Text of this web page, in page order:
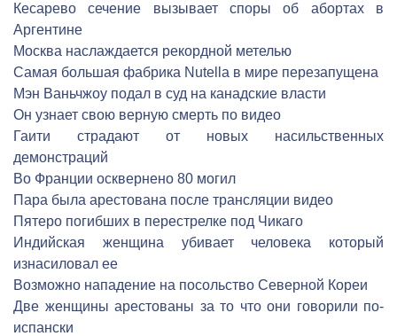
Кесарево сечение вызывает споры об абортах в
Аргентине
Москва наслаждается рекордной метелью
Самая большая фабрика Nutella в мире перезапущена
Мэн Ваньчжоу подал в суд на канадские власти
Он узнает свою верную смерть по видео
Гаити страдают от новых насильственных
демонстраций
Во Франции осквернено 80 могил
Пара была арестована после трансляции видео
Пятеро погибших в перестрелке под Чикаго
Индийская женщина убивает человека который
изнасиловал ее
Возможно нападение на посольство Северной Кореи
Две женщины арестованы за то что они говорили по-
испански